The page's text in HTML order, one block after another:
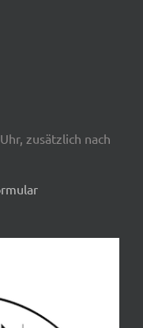
zusätzlich nach